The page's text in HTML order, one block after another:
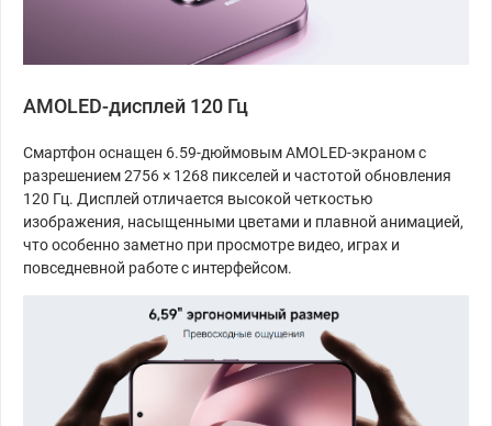
AMOLED-дисплей 120 Гц
Смартфон оснащен 6.59-дюймовым AMOLED-экраном с
разрешением 2756 × 1268 пикселей и частотой обновления
120 Гц. Дисплей отличается высокой четкостью
изображения, насыщенными цветами и плавной анимацией,
что особенно заметно при просмотре видео, играх и
повседневной работе с интерфейсом.